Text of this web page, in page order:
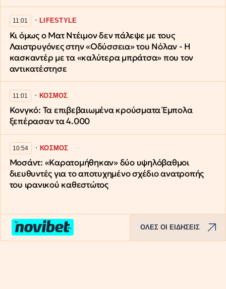
11:01 ∙LIFESTYLE
Κι όμως ο Ματ Ντέιμον δεν πάλεψε με τους
Λαιστρυγόνες στην «Οδύσσεια» του Νόλαν - Η
κασκαντέρ με τα «καλύτερα μπράτσα» που τον
αντικατέστησε
11:01 ∙ΚΟΣΜΟΣ
Κονγκό: Τα επιβεβαιωμένα κρούσματα Έμπολα
ξεπέρασαν τα 4.000
10:54 ∙ΚΟΣΜΟΣ
Μοσάντ: «Καρατομήθηκαν» δύο υψηλόβαθμοι
διευθυντές για το αποτυχημένο σχέδιο ανατροπής
του ιρανικού καθεστώτος
ΟΛΕΣ ΟΙ ΕΙΔΗΣΕΙΣ